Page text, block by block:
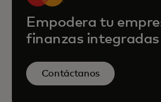
Empodera tu
finanzas integradas
Contáctanos